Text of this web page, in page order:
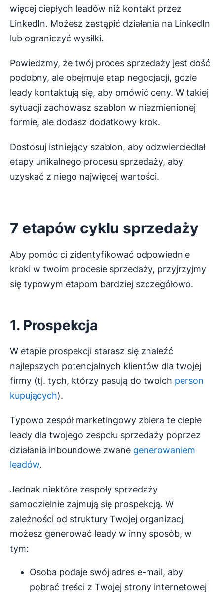
więcej ciepłych leadów niż kontakt przez
LinkedIn. Możesz zastąpić działania na LinkedIn
lub ograniczyć wysiłki.
Powiedzmy, że twój proces sprzedaży jest dość
podobny, ale obejmuje etap negocjacji, gdzie
leady kontaktują się, aby omówić ceny. W takiej
sytuacji zachowasz szablon w niezmienionej
formie, ale dodasz dodatkowy krok.
Dostosuj istniejący szablon, aby odzwierciedlał
etapy unikalnego procesu sprzedaży, aby
uzyskać z niego najwięcej wartości.
7 etapów cyklu sprzedaży
Aby pomóc ci zidentyfikować odpowiednie
kroki w twoim procesie sprzedaży, przyjrzyjmy
się typowym etapom bardziej szczegółowo.
1. Prospekcja
W etapie prospekcji starasz się znaleźć
najlepszych potencjalnych klientów dla twojej
firmy (tj. tych, którzy pasują do twoich person
kupujących).
Typowo zespół marketingowy zbiera te ciepłe
leady dla twojego zespołu sprzedaży poprzez
działania inboundowe zwane generowaniem
leadów.
Jednak niektóre zespoły sprzedaży
samodzielnie zajmują się prospekcją. W
zależności od struktury Twojej organizacji
możesz generować leady w inny sposób, w
tym:
Osoba podaje swój adres e-mail, aby
pobrać treści z Twojej strony internetowej